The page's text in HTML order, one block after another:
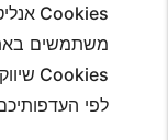
Cookies אנליטיים:
משתמשים
Cookies שיווקיים:
לפי